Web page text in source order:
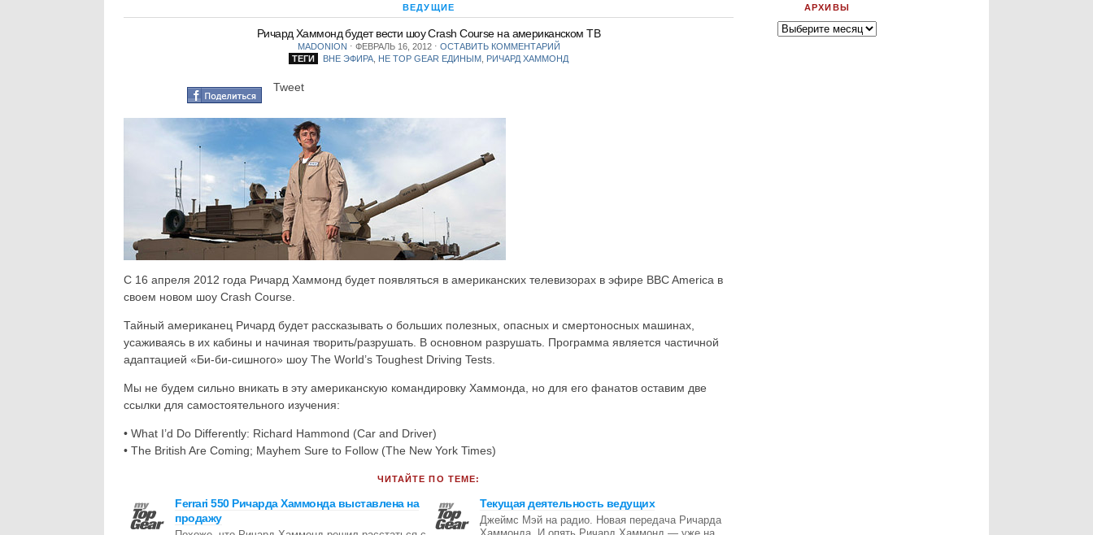
ВЕДУЩИЕ
Ричард Хаммонд будет вести шоу Crash Course на американском ТВ
MADONION ⋅ ФЕВРАЛЬ 16, 2012 ⋅ ОСТАВИТЬ КОММЕНТАРИЙ
ТЕГИ
ВНЕ ЭФИРА НЕ TOP GEAR ЕДИНЫМ РИЧАРД ХАММОНД
Tweet
С 16 апреля 2012 года Ричард Хаммонд будет появляться в американских телевизорах в эфире BBC America в
своем новом шоу Crash Course.
Тайный американец Ричард будет рассказывать о больших полезных, опасных и смертоносных машинах,
усаживаясь в их кабины и начиная творить/разрушать. В основном разрушать. Программа является частичной
адаптацией «Би-би-сишного» шоу The World’s Toughest Driving Tests.
Мы не будем сильно вникать в эту американскую командировку Хаммонда, но для его фанатов оставим две
ссылки для самостоятельного изучения:
• What I’d Do Differently: Richard Hammond (Car and Driver)
• The British Are Coming; Mayhem Sure to Follow (The New York Times)
ЧИТАЙТЕ ПО ТЕМЕ:
Ferrari 550 Ричарда Хаммонда выставлена на
продажу
Текущая деятельность ведущих
Джеймс Мэй на радио. Новая передача Ричарда
АРХИВЫ
Архивы